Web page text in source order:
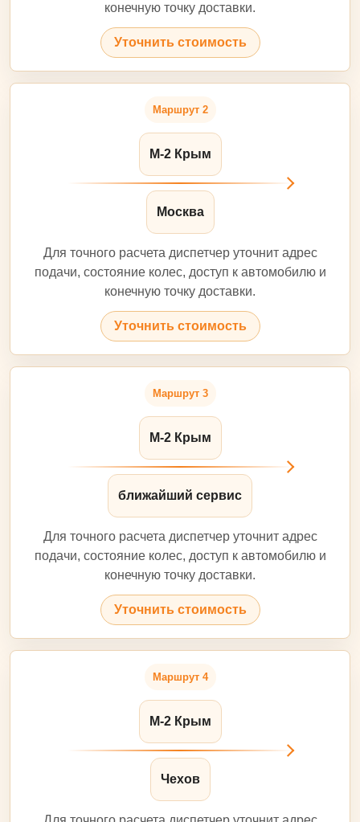
конечную точку доставки.
Уточнить стоимость
Маршрут 2
М-2 Крым
Москва
Для точного расчета диспетчер уточнит адрес
подачи, состояние колес, доступ к автомобилю и
конечную точку доставки.
Уточнить стоимость
Маршрут 3
М-2 Крым
ближайший сервис
Для точного расчета диспетчер уточнит адрес
подачи, состояние колес, доступ к автомобилю и
конечную точку доставки.
Уточнить стоимость
Маршрут 4
М-2 Крым
Чехов